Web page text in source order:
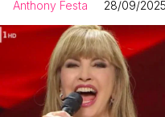
Anthony Festa 28/09/2025